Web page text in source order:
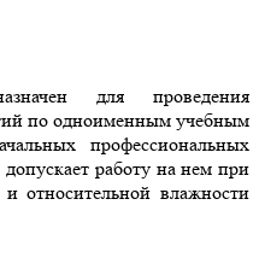
для проведения
по одноименным учебным
профессиональных
работу на нем при
относительной влажности